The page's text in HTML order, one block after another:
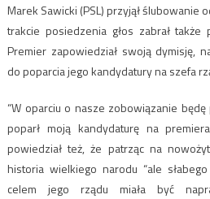
Marek Sawicki (PSL) przyjął ślubowanie
trakcie posiedzenia głos zabrał także
Premier zapowiedział swoją dymisję,
do poparcia jego kandydatury na szefa
“W oparciu o nasze zobowiązanie
poparł moją kandydaturę na
powiedział też, że patrząc na
historia wielkiego narodu “ale
celem jego rządu miała być